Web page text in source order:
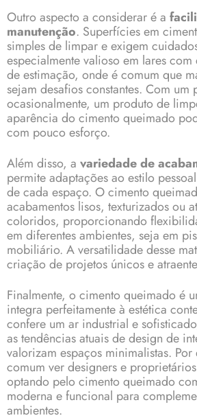
Outro aspecto a considerar é a
manutenção. Superfícies em
simples de limpar e exigem
especialmente valioso em lares
de estimação, onde é comum que
sejam desafios constantes. Com um
ocasionalmente, um produto de
aparência do cimento queimado
com pouco esforço.
Além disso, a variedade de
permite adaptações ao estilo
de cada espaço. O cimento
acabamentos lisos, texturizados ou
coloridos, proporcionando
em diferentes ambientes, seja em
mobiliário. A versatilidade desse
criação de projetos únicos e
Finalmente, o cimento queimado é
integra perfeitamente à estética
confere um ar industrial e
as tendências atuais de design de
valorizam espaços minimalistas. Por
comum ver designers e
optando pelo cimento queimado
moderna e funcional para
ambientes.